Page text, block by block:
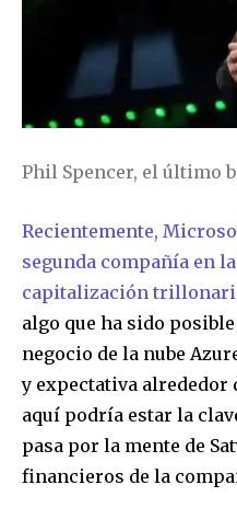
Phil Spencer, el último
Recientemente,
segunda compañía en
capitalización
algo que ha sido
negocio de la nube
y expectativa alrededor
aquí podría estar la
pasa por la mente de
financieros de la